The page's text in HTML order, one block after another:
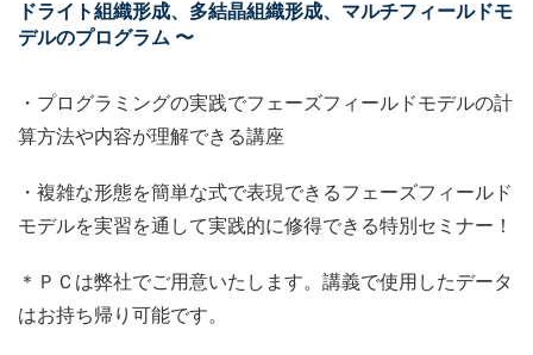
ドライト組織形成、多結晶組織形成、マルチフィールドモ
デルのプログラム 〜
・プログラミングの実践でフェーズフィールドモデルの計
算方法や内容が理解できる講座
・複雑な形態を簡単な式で表現できるフェーズフィールド
モデルを実習を通して実践的に修得できる特別セミナー！
＊ＰＣは弊社でご用意いたします。講義で使用したデータ
はお持ち帰り可能です。